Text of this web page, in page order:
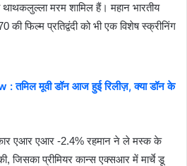
मरम शामिल हैं। महान भारतीय
की फिल्म प्रतिद्वंदी को भी एक विशेष स्क्रीनिंग
मूवी डॉन आज हुई रिलीज़, क्या डॉन के
एआर एआर -2.4% रहमान ने ले मस्क के
जिसका प्रीमियर कान्स एक्सआर में मार्चे डू